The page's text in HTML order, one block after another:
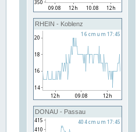
RHEIN - Koblenz
DONAU - Passau